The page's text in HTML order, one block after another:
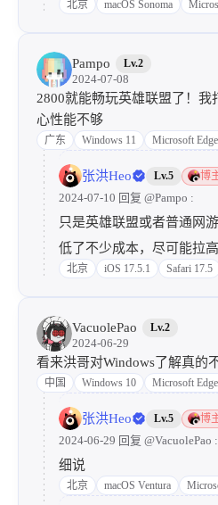
北京 macOS Sonoma
Pampo Lv.2
2024-07-08
2800就能畅玩英雄联盟了！
心性能不够
广东 Windows 11 Microsoft
张洪Heo Lv.5 博
2024-07-10 回复 @Pampo :
只是英雄联盟或者普通网
低了不少成本，尽可能拉
北京 iOS 17.5.1 Safari 17.5
VacuolePao Lv.2
2024-06-29
看来洪哥对Windows了解真的
中国 Windows 10 Microsoft
张洪Heo Lv.5 博
2024-06-29 回复 @VacuolePao :
细说
北京 macOS Ventura